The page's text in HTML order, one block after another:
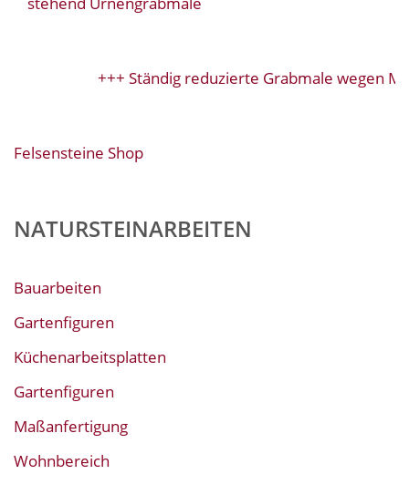
+++ Ständig reduzierte Grabmale wegen
Felsensteine Shop
NATURSTEINARBEITEN
Bauarbeiten
Gartenfiguren
Küchenarbeitsplatten
Gartenfiguren
Maßanfertigung
Wohnbereich